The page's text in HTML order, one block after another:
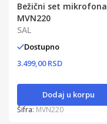
Bežični set mikrofona
MVN220
SAL
Dostupno
3.499,00 RSD
Dodaj u korpu
Šifra: MVN220